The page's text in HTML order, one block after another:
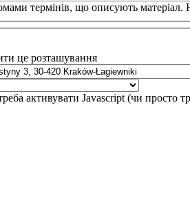
термінів, що описують
це розташування
активувати Javascript (чи просто